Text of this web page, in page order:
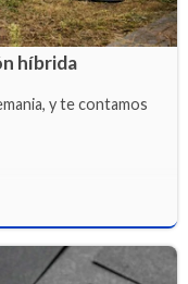
híbrida
y te contamos